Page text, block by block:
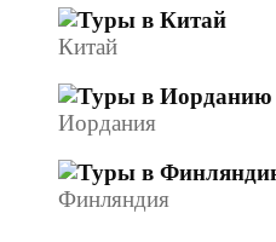
Китай
Иордания
Финляндия